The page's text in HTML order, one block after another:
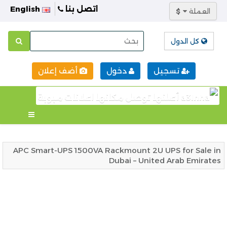
$ العملة اتصل بنا
كل الدول
تسجيل دخول أضف إعلان
APC Smart-UPS 1500VA Rackmount 2U UPS for Sale in
Dubai – United Arab Emirates